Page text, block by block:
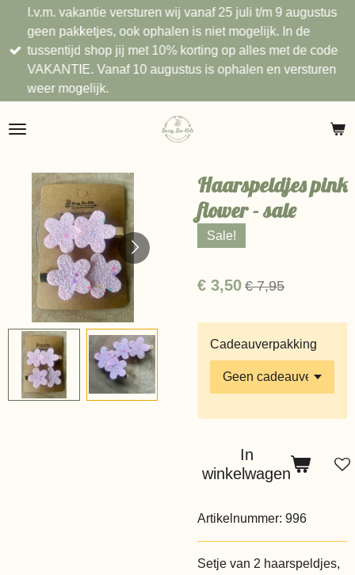
direct
naar
hoofdinhoud
I.v.m. vakantie versturen wij vanaf 25 juli t/m 9 augustus
geen pakketjes, ook ophalen is niet mogelijk. In de
tussentijd shop jij met 10% korting op alles met de code
VAKANTIE. Vanaf 10 augustus is ophalen en versturen
weer mogelijk.
Haarspeldjes pink
flower - sale
Sale!
€ 3,50 € 7,95
Cadeauverpakking
In
winkelwagen
Artikelnummer: 996
Setje van 2 haarspeldjes,